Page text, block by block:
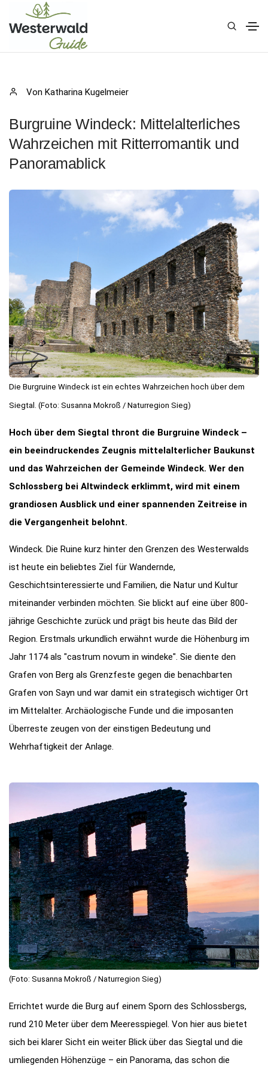
Von Katharina Kugelmeier
Burgruine Windeck: Mittelalterliches
Wahrzeichen mit Ritterromantik und
Panoramablick
Die Burgruine Windeck ist ein echtes Wahrzeichen hoch über dem
Siegtal. (Foto: Susanna Mokroß / Naturregion Sieg)
Hoch über dem Siegtal thront die Burgruine Windeck –
ein beeindruckendes Zeugnis mittelalterlicher Baukunst
und das Wahrzeichen der Gemeinde Windeck. Wer den
Schlossberg bei Altwindeck erklimmt, wird mit einem
grandiosen Ausblick und einer spannenden Zeitreise in
die Vergangenheit belohnt.
Windeck. Die Ruine kurz hinter den Grenzen des Westerwalds
ist heute ein beliebtes Ziel für Wandernde,
Geschichtsinteressierte und Familien, die Natur und Kultur
miteinander verbinden möchten. Sie blickt auf eine über 800-
jährige Geschichte zurück und prägt bis heute das Bild der
Region. Erstmals urkundlich erwähnt wurde die Höhenburg im
Jahr 1174 als "castrum novum in windeke". Sie diente den
Grafen von Berg als Grenzfeste gegen die benachbarten
Grafen von Sayn und war damit ein strategisch wichtiger Ort
im Mittelalter. Archäologische Funde und die imposanten
Überreste zeugen von der einstigen Bedeutung und
Wehrhaftigkeit der Anlage.
(Foto: Susanna Mokroß / Naturregion Sieg)
Errichtet wurde die Burg auf einem Sporn des Schlossbergs,
rund 210 Meter über dem Meeresspiegel. Von hier aus bietet
sich bei klarer Sicht ein weiter Blick über das Siegtal und die
umliegenden Höhenzüge – ein Panorama, das schon die